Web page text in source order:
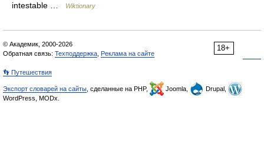
intestable …
Wiktionary
18+
© Академик, 2000-2026
Обратная связь: Техподдержка Реклама на сайте
👣 Путешествия
Экспорт словарей на сайты , сделанные на PHP, Joomla,
Drupal,
WordPress, MODx.